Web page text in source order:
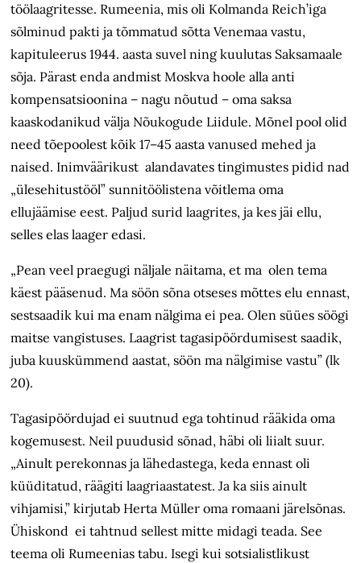
töölaagritesse. Rumeenia, mis oli Kolmanda Reich’iga
sõlminud pakti ja tõmmatud sõtta Venemaa vastu,
kapituleerus 1944. aasta suvel ning kuulutas Saksamaale
sõja. Pärast enda andmist Moskva hoole alla anti
kompensatsioonina – nagu nõutud – oma saksa
kaaskodanikud välja Nõukogude Liidule. Mõnel pool olid
need tõepoolest kõik 17–45 aasta vanused mehed ja
naised. Inimväärikust alandavates tingimustes pidid nad
„ülesehitustööl” sunnitöölistena võitlema oma
ellujäämise eest. Paljud surid laagrites, ja kes jäi ellu,
selles elas laager edasi.
„Pean veel praegugi näljale näitama, et ma olen tema
käest pääsenud. Ma söön sõna otseses mõttes elu ennast,
sestsaadik kui ma enam nälgima ei pea. Olen süües söögi
maitse vangistuses. Laagrist tagasipöördumisest saadik,
juba kuuskümmend aastat, söön ma nälgimise vastu” (lk
20).
Tagasipöördujad ei suutnud ega tohtinud rääkida oma
kogemusest. Neil puudusid sõnad, häbi oli liialt suur.
„Ainult perekonnas ja lähedastega, keda ennast oli
küüditatud, räägiti laagriaastatest. Ja ka siis ainult
vihjamisi,” kirjutab Herta Müller oma romaani järelsõnas.
Ühiskond ei tahtnud sellest mitte midagi teada. See
teema oli Rumeenias tabu. Isegi kui sotsialistlikust